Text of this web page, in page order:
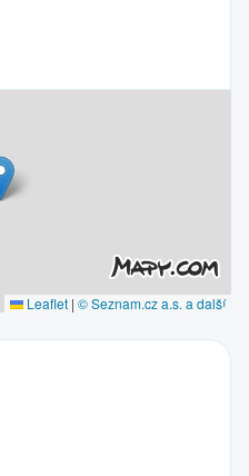
Leaflet | © Seznam.cz a.s. a další